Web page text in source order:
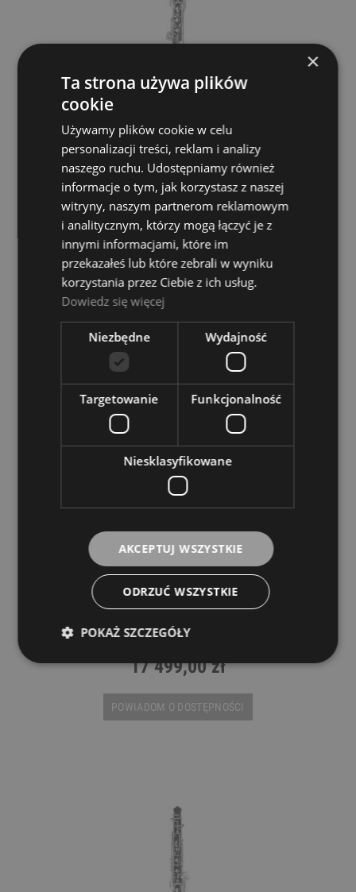
Obój - Yamaha YOB 431 M
YAMAHA
14 869,00 zł
POWIADOM O DOSTĘPNOŚCI
Obój - Yamaha YOB 432
17 499,00 zł
POWIADOM O DOSTĘPNOŚCI
×
Ta strona używa plików
cookie
Używamy plików cookie w celu
personalizacji treści, reklam i analizy
naszego ruchu. Udostępniamy również
informacje o tym, jak korzystasz z naszej
witryny, naszym partnerom reklamowym
i analitycznym, którzy mogą łączyć je z
innymi informacjami, które im
przekazałeś lub które zebrali w wyniku
korzystania przez Ciebie z ich usług.
Dowiedz się więcej
Niezbędne Wydajność
Targetowanie Funkcjonalność
Niesklasyfikowane
AKCEPTUJ WSZYSTKIE
ODRZUĆ WSZYSTKIE
POKAŻ SZCZEGÓŁY